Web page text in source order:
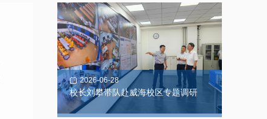
2026-06-28
校长刘攀带队赴威海校区专题调研